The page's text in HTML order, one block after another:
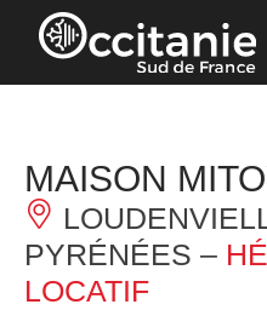
Panneau de gestion des
MAISON
PYRÉNÉES –
LOCATIF